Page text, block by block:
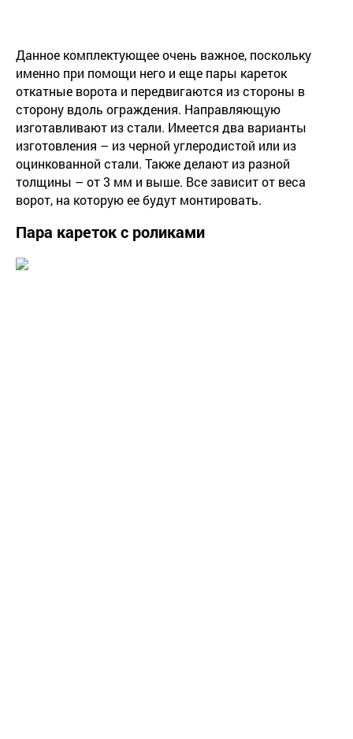
Данное комплектующее очень важное, поскольку
именно при помощи него и еще пары кареток
откатные ворота и передвигаются из стороны в
сторону вдоль ограждения. Направляющую
изготавливают из стали. Имеется два варианты
изготовления – из черной углеродистой или из
оцинкованной стали. Также делают из разной
толщины – от 3 мм и выше. Все зависит от веса
ворот, на которую ее будут монтировать.
Пара кареток с роликами